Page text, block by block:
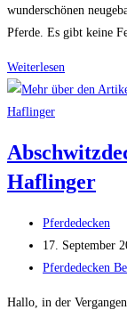
wunderschönen
Pferde. Es gibt keine
Weiterlesen
Pferd
Pferde
im
Haflinger
Beitrags-
Autor:
Pferdedecken
Beitrag
veröffentlicht:
17. September
Beitrags-
Pferdedecken
Hallo, in der